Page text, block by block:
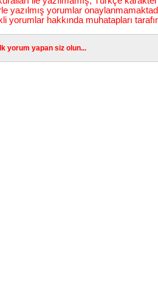
yazılmış yorumlar
yorumlar hakkında muhatapları
yorum yapan siz olun...